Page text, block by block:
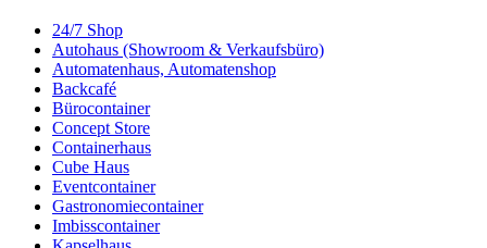
24/7 Shop
Autohaus (Showroom & Verkaufsbüro)
Automatenhaus, Automatenshop
Backcafé
Bürocontainer
Concept Store
Containerhaus
Cube Haus
Eventcontainer
Gastronomiecontainer
Imbisscontainer